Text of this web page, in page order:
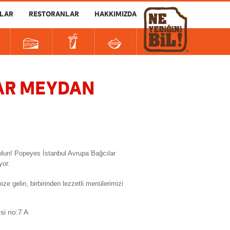
RESTORANLAR HAKKIMIZDA
MEYDAN
Popeyes İstanbul Avrupa Bağcılar
gelin, birbirinden lezzetli menülerimizi
no:7 A